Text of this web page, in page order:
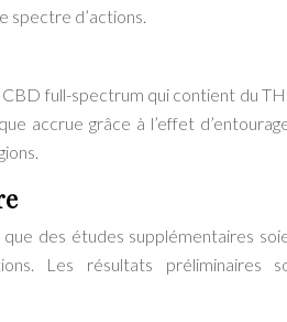
spectre d’actions.
full-spectrum qui contient du
accrue grâce à l’effet
des études supplémentaires
Les résultats préliminaires